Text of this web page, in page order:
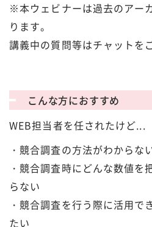
※本ウェビナーは過去のアー
ります。
講義中の質問等はチャットを
こんな方におすすめ
WEB担当者を任されたけど...
・競合調査の方法がわからな
・競合調査時にどんな数値を
らない
・競合調査を行う際に活用で
たい